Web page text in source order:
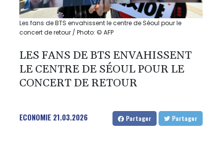
Les fans de BTS envahissent le centre de Séoul pour le
concert de retour / Photo: © AFP
LES FANS DE BTS ENVAHISSENT
LE CENTRE DE SÉOUL POUR LE
CONCERT DE RETOUR
ECONOMIE 21.03.2026 Partager Partager